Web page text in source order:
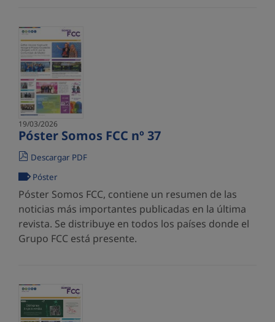
19/03/2026
Póster Somos FCC nº 37
Descargar PDF
Póster
Póster Somos FCC, contiene un resumen de las
noticias más importantes publicadas en la última
revista. Se distribuye en todos los países donde el
Grupo FCC está presente.